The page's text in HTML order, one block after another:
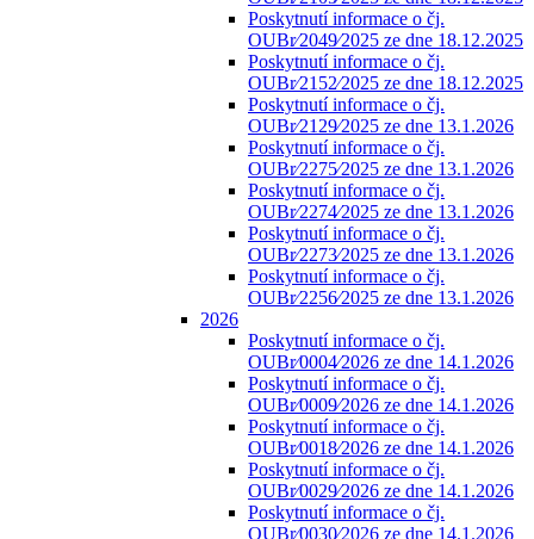
Poskytnutí informace o čj.
OUBr⁄2049⁄2025 ze dne 18.12.2025
Poskytnutí informace o čj.
OUBr⁄2152⁄2025 ze dne 18.12.2025
Poskytnutí informace o čj.
OUBr⁄2129⁄2025 ze dne 13.1.2026
Poskytnutí informace o čj.
OUBr⁄2275⁄2025 ze dne 13.1.2026
Poskytnutí informace o čj.
OUBr⁄2274⁄2025 ze dne 13.1.2026
Poskytnutí informace o čj.
OUBr⁄2273⁄2025 ze dne 13.1.2026
Poskytnutí informace o čj.
OUBr⁄2256⁄2025 ze dne 13.1.2026
2026
Poskytnutí informace o čj.
OUBr⁄0004⁄2026 ze dne 14.1.2026
Poskytnutí informace o čj.
OUBr⁄0009⁄2026 ze dne 14.1.2026
Poskytnutí informace o čj.
OUBr⁄0018⁄2026 ze dne 14.1.2026
Poskytnutí informace o čj.
OUBr⁄0029⁄2026 ze dne 14.1.2026
Poskytnutí informace o čj.
OUBr⁄0030⁄2026 ze dne 14.1.2026